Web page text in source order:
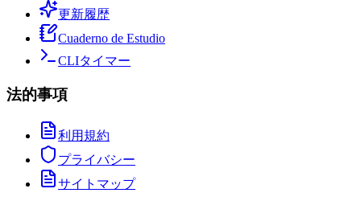
更新履歴
Cuaderno de Estudio
CLIタイマー
法的事項
利用規約
プライバシー
サイトマップ